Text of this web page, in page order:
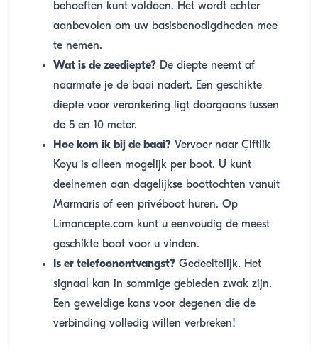
behoeften kunt voldoen. Het wordt echter
aanbevolen om uw basisbenodigdheden mee
te nemen.
Wat is de zeediepte? De diepte neemt af
naarmate je de baai nadert. Een geschikte
diepte voor verankering ligt doorgaans tussen
de 5 en 10 meter.
Hoe kom ik bij de baai? Vervoer naar Çiftlik
Koyu is alleen mogelijk per boot. U kunt
deelnemen aan dagelijkse boottochten vanuit
Marmaris of een privéboot huren. Op
Limancepte.com kunt u eenvoudig de meest
geschikte boot voor u vinden.
Is er telefoonontvangst? Gedeeltelijk. Het
signaal kan in sommige gebieden zwak zijn.
Een geweldige kans voor degenen die de
verbinding volledig willen verbreken!